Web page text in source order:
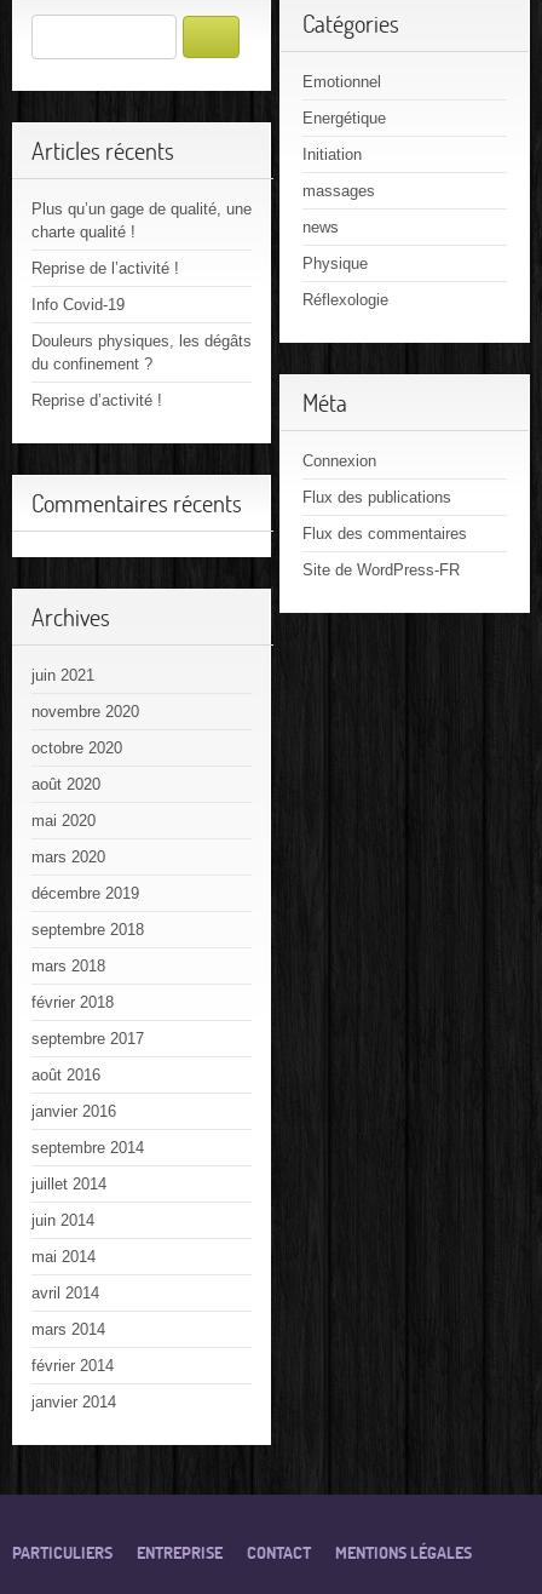
Articles récents
Plus qu’un gage de qualité, une
charte qualité !
Reprise de l’activité !
Info Covid-19
Douleurs physiques, les dégâts
du confinement ?
Reprise d’activité !
Commentaires récents
Archives
juin 2021
novembre 2020
octobre 2020
août 2020
mai 2020
mars 2020
décembre 2019
septembre 2018
mars 2018
février 2018
septembre 2017
août 2016
janvier 2016
septembre 2014
juillet 2014
juin 2014
mai 2014
avril 2014
mars 2014
février 2014
janvier 2014
Catégories
Emotionnel
Energétique
Initiation
massages
news
Physique
Réflexologie
Méta
Connexion
Flux des publications
Flux des commentaires
Site de WordPress-FR
PARTICULIERS ENTREPRISE CONTACT MENTIONS LÉGALES